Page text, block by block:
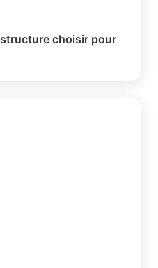
structure choisir pour